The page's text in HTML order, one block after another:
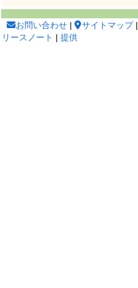
お問い合わせ | サイトマップ|
リースノート | 提供